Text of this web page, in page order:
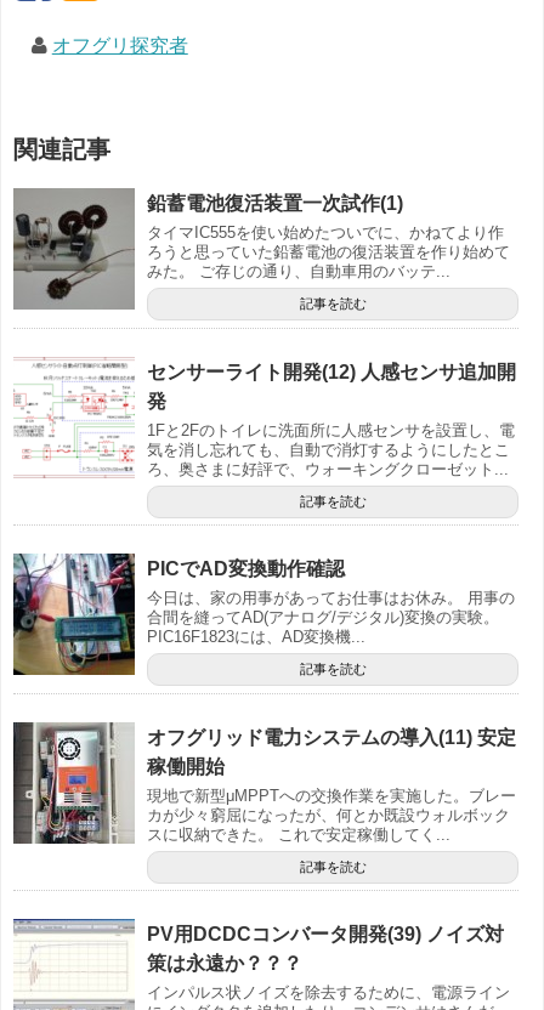
オフグリ探究者
関連記事
鉛蓄電池復活装置一次試作(1)
タイマIC555を使い始めたついでに、かねてより作
ろうと思っていた鉛蓄電池の復活装置を作り始めて
みた。 ご存じの通り、自動車用のバッテ...
記事を読む
センサーライト開発(12) 人感センサ追加開
発
1Fと2Fのトイレに洗面所に人感センサを設置し、電
気を消し忘れても、自動で消灯するようにしたとこ
ろ、奥さまに好評で、ウォーキングクローゼット...
記事を読む
PICでAD変換動作確認
今日は、家の用事があってお仕事はお休み。 用事の
合間を縫ってAD(アナログ/デジタル)変換の実験。
PIC16F1823には、AD変換機...
記事を読む
オフグリッド電力システムの導入(11) 安定
稼働開始
現地で新型μMPPTへの交換作業を実施した。ブレー
カが少々窮屈になったが、何とか既設ウォルボック
スに収納できた。 これで安定稼働してく...
記事を読む
PV用DCDCコンバータ開発(39) ノイズ対
策は永遠か？？？
インパルス状ノイズを除去するために、電源ライン